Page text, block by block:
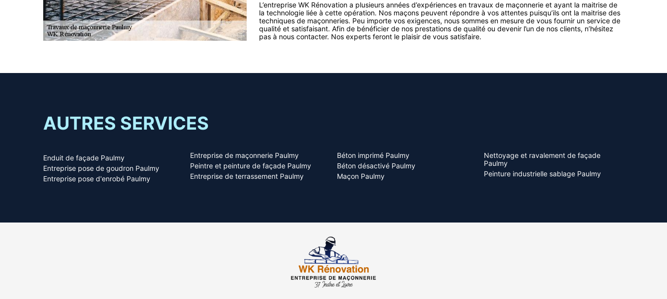
L’entreprise WK Rénovation a plusieurs années d’expériences en travaux de maçonnerie et ayant la maitrise de
la technologie liée à cette opération. Nos maçons peuvent répondre à vos attentes puisqu’ils ont la maitrise des
techniques de maçonneries. Peu importe vos exigences, nous sommes en mesure de vous fournir un service de
qualité et satisfaisant. Afin de bénéficier de nos prestations de qualité ou devenir l’un de nos clients, n’hésitez
pas à nous contacter. Nos experts feront le plaisir de vous satisfaire.
AUTRES SERVICES
Enduit de façade Paulmy
Entreprise pose de goudron Paulmy
Entreprise pose d'enrobé Paulmy
Entreprise de maçonnerie Paulmy
Peintre et peinture de façade Paulmy
Entreprise de terrassement Paulmy
Béton imprimé Paulmy
Béton désactivé Paulmy
Maçon Paulmy
Nettoyage et ravalement de façade
Paulmy
Peinture industrielle sablage Paulmy